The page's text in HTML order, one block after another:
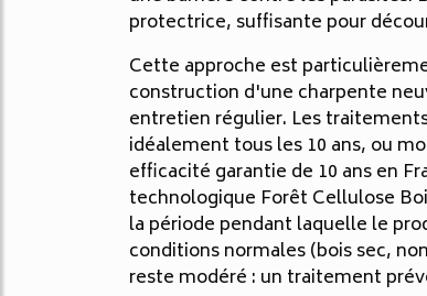
protectrice, suffisante pour
Cette approche est
construction d'une charpente
entretien régulier. Les
idéalement tous les 10 ans, ou
efficacité garantie de 10 ans en
technologique Forêt Cellulose
la période pendant laquelle le
conditions normales (bois sec,
reste modéré : un traitement